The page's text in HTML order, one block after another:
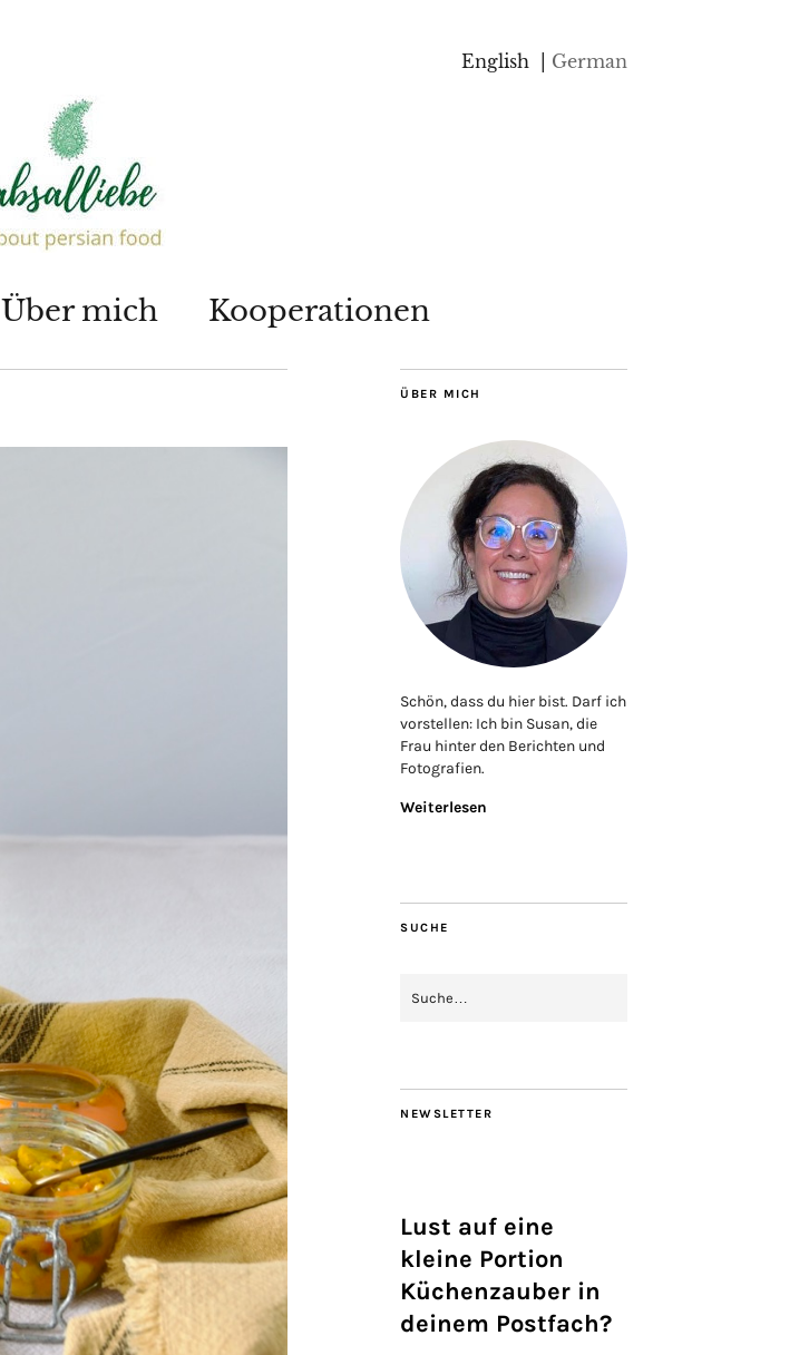
English German
Über mich Kooperationen
ÜBER MICH
Schön, dass du hier bist. Darf ich
vorstellen: Ich bin Susan, die
Frau hinter den Berichten und
Fotografien.
Weiterlesen
SUCHE
NEWSLETTER
Lust auf eine
kleine Portion
Küchenzauber in
deinem Postfach?